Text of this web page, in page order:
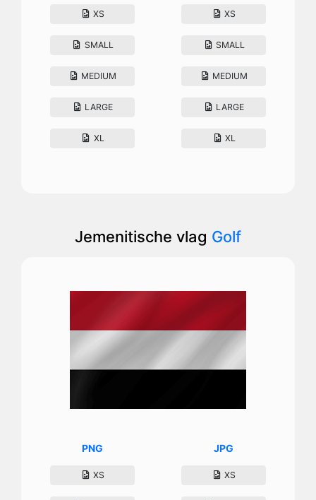
XS
SMALL
MEDIUM
LARGE
XL
XS
SMALL
MEDIUM
LARGE
XL
Jemenitische vlag Golf
PNG
XS
JPG
XS